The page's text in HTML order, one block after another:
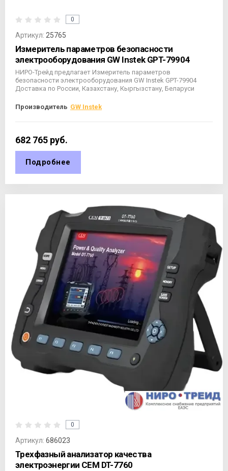
0
Артикул: 25765
Измеритель параметров безопасности
электрооборудования GW Instek GPT-79904
НИРО-Трейд предлагает Измеритель параметров
безопасности электрооборудования GW Instek GPT-79904
Доставка по России, Казахстану, Кыргызстану, Беларуси
Производитель GW Instek
682 765 руб.
Подробнее
0
Артикул: 686023
Трехфазный анализатор качества
электроэнергии CEM DT-7760